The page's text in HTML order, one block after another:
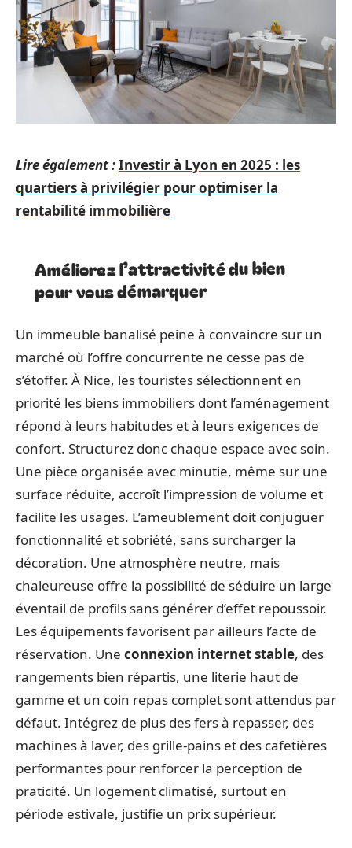
Lire également :Investir à Lyon en 2025 : les
quartiers à privilégier pour optimiser la
rentabilité immobilière
Améliorez l’attractivité du bien
pour vous démarquer
Un immeuble banalisé peine à convaincre sur un
marché où l’offre concurrente ne cesse pas de
s’étoffer. À Nice, les touristes sélectionnent en
priorité les biens immobiliers dont l’aménagement
répond à leurs habitudes et à leurs exigences de
confort. Structurez donc chaque espace avec soin.
Une pièce organisée avec minutie, même sur une
surface réduite, accroît l’impression de volume et
facilite les usages. L’ameublement doit conjuguer
fonctionnalité et sobriété, sans surcharger la
décoration. Une atmosphère neutre, mais
chaleureuse offre la possibilité de séduire un large
éventail de profils sans générer d’effet repoussoir.
Les équipements favorisent par ailleurs l’acte de
réservation. Une connexion internet stable, des
rangements bien répartis, une literie haut de
gamme et un coin repas complet sont attendus par
défaut. Intégrez de plus des fers à repasser, des
machines à laver, des grille-pains et des cafetières
performantes pour renforcer la perception de
praticité. Un logement climatisé, surtout en
période estivale, justifie un prix supérieur.